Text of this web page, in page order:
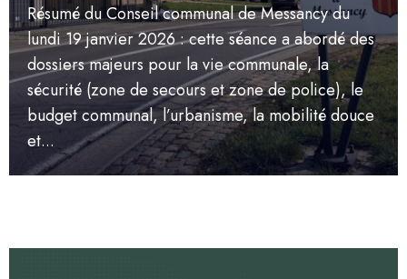
Résumé du Conseil communal de Messancy du
lundi 19 janvier 2026 : cette séance a abordé des
dossiers majeurs pour la vie communale, la
sécurité (zone de secours et zone de police), le
budget communal, l’urbanisme, la mobilité douce
et...